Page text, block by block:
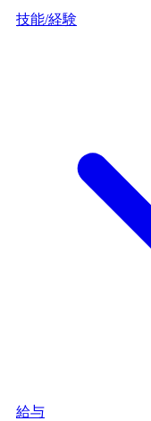
技能/経験
給与